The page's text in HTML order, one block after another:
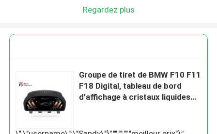
Regardez plus
Groupe de tiret de BMW F10 F11
F18 Digital, tableau de bord
d'affichage à cristaux liquides